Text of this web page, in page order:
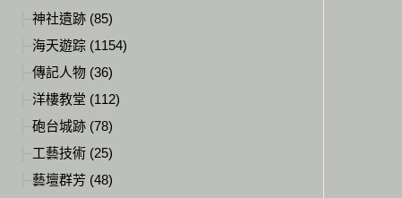
神社遺跡 (85)
海天遊踪 (1154)
傳記人物 (36)
洋樓教堂 (112)
砲台城跡 (78)
工藝技術 (25)
藝壇群芳 (48)